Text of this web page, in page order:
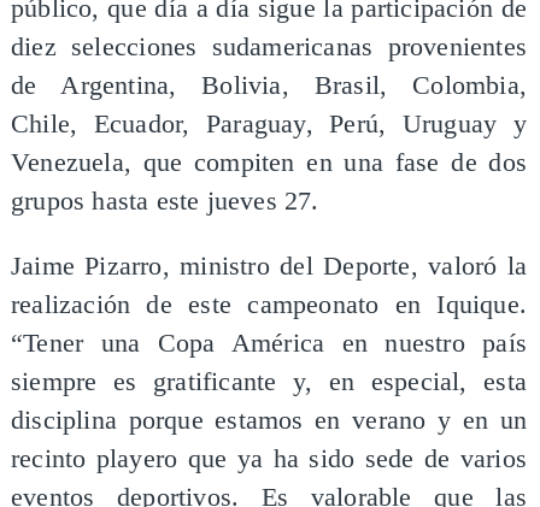
público, que día a día sigue la participación de
diez selecciones sudamericanas provenientes
de Argentina, Bolivia, Brasil, Colombia,
Chile, Ecuador, Paraguay, Perú, Uruguay y
Venezuela, que compiten en una fase de dos
grupos hasta este jueves 27.
Jaime Pizarro, ministro del Deporte, valoró la
realización de este campeonato en Iquique.
“Tener una Copa América en nuestro país
siempre es gratificante y, en especial, esta
disciplina porque estamos en verano y en un
recinto playero que ya ha sido sede de varios
eventos deportivos. Es valorable que las